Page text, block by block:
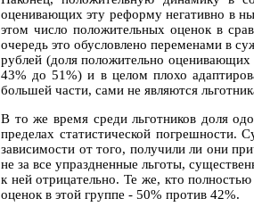
оценивающих эту реформу негативно в
этом число положительных оценок в
очередь это обусловлено переменами в
рублей (доля положительно
43% до 51%) и в целом плохо
большей части, сами не являются
В то же время среди льготников доля
пределах статистической погрешности.
зависимости от того, получили ли они
не за все упраздненные льготы,
к ней отрицательно. Те же, кто
оценок в этой группе - 50% против 42%.